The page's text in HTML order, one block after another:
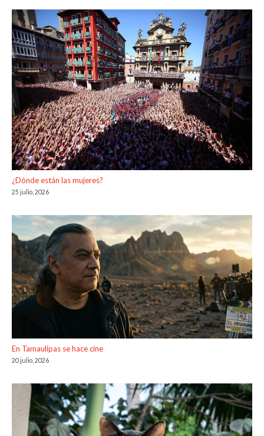
¿Dónde están las mujeres?
25 julio, 2026
En Tamaulipas se hace cine
20 julio, 2026